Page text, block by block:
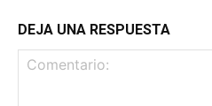
DEJA UNA RESPUESTA